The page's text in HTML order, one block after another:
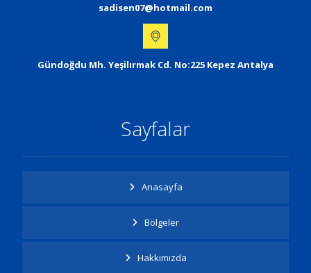
sadisen07@hotmail.com
Gündoğdu Mh. Yeşilırmak Cd. No:225 Kepez Antalya
Sayfalar
Anasayfa
Bölgeler
Hakkımızda